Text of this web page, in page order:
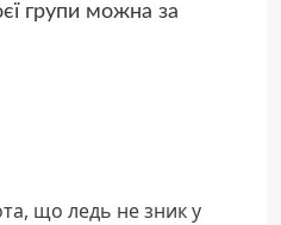
групи можна за
що ледь не зник у